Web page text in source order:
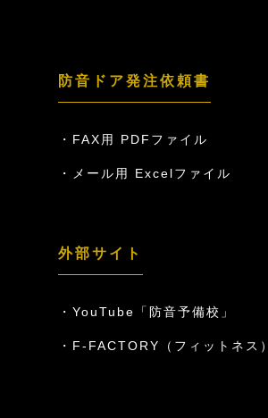
防音ドア発注依頼書
FAX用 PDFファイル
メール用 Excelファイル
外部サイト
YouTube「防音予備校」
F-FACTORY（フィットネス）